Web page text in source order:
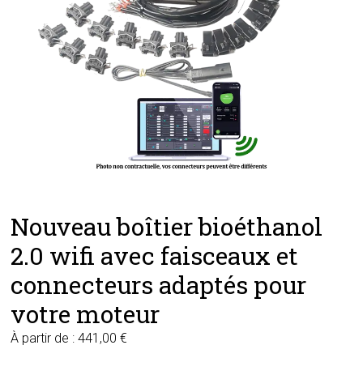
Nouveau boîtier bioéthanol
2.0 wifi avec faisceaux et
connecteurs adaptés pour
votre moteur
À partir de :441,00€